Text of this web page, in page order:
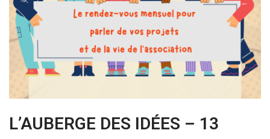
L’AUBERGE DES IDÉES – 13